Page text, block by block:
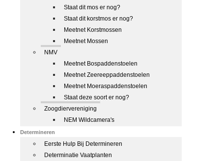
Staat dit mos er nog?
Staat dit korstmos er nog?
Meetnet Korstmossen
Meetnet Mossen
NMV
Meetnet Bospaddenstoelen
Meetnet Zeereeppaddenstoelen
Meetnet Moeraspaddenstoelen
Staat deze soort er nog?
Zoogdiervereniging
NEM Wildcamera's
Determineren
Eerste Hulp Bij Determineren
Determinatie Vaatplanten